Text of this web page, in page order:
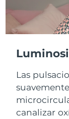
Las
canalizar